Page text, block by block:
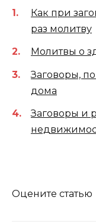
Как при
раз молитву
Молитвы о
Заговоры,
дома
Заговоры и
Оцените статью